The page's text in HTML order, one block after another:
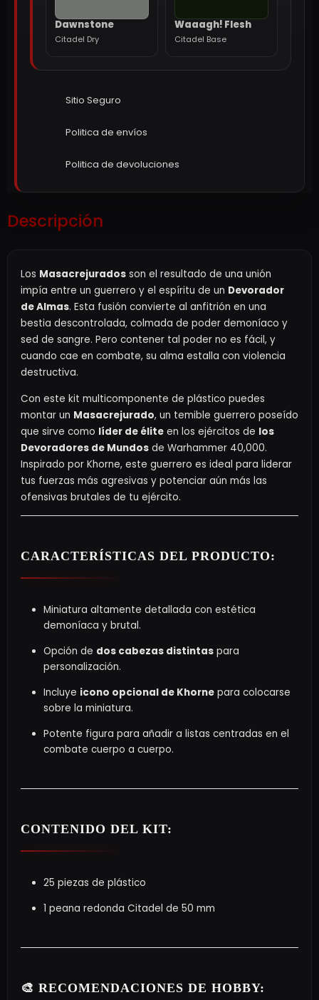
Dawnstone
Citadel Dry
Waaagh! Flesh
Citadel Base
Sitio Seguro
Politica de envíos
Politica de devoluciones
Descripción
Los Masacrejurados son el resultado de una unión
impía entre un guerrero y el espíritu de un Devorador
de Almas. Esta fusión convierte al anfitrión en una
bestia descontrolada, colmada de poder demoníaco y
sed de sangre. Pero contener tal poder no es fácil, y
cuando cae en combate, su alma estalla con violencia
destructiva.
Con este kit multicomponente de plástico puedes
montar un Masacrejurado, un temible guerrero poseído
que sirve como líder de élite en los ejércitos de los
Devoradores de Mundos de Warhammer 40,000.
Inspirado por Khorne, este guerrero es ideal para liderar
tus fuerzas más agresivas y potenciar aún más las
ofensivas brutales de tu ejército.
CARACTERÍSTICAS DEL PRODUCTO:
Miniatura altamente detallada con estética
demoníaca y brutal.
Opción de dos cabezas distintas para
personalización.
Incluye icono opcional de Khorne para colocarse
sobre la miniatura.
Potente figura para añadir a listas centradas en el
combate cuerpo a cuerpo.
CONTENIDO DEL KIT:
25 piezas de plástico
1 peana redonda Citadel de 50 mm
🎨 RECOMENDACIONES DE HOBBY: